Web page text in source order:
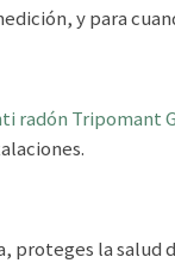
y para
radón Tripomant
proteges la